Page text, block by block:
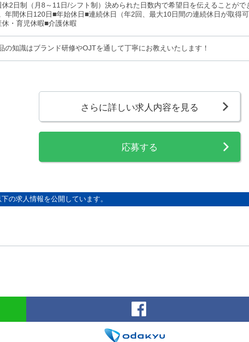
休2日制（月8～11日/シフト制）決められた日数内で希望日を伝えることが
年間休日120日■年始休日■連続休日（年2回、最大10日間の連続休日が取得
休・育児休暇■介護休暇
の知識はブランド研修やOJTを通して丁寧にお教えいたします！
さらに詳しい求人内容を見る
応募する
の求人情報を公開しています。